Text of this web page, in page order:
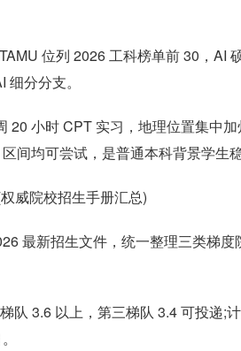
位列 2026 工科榜单前 30，AI
分分支。
20 小时 CPT 实习，地理位置集中
间均可尝试，是普通本科背景学生稳
威院校招生手册汇总)
最新招生文件，统一整理三类梯
队 3.6 以上，第三梯队 3.4 可投递;